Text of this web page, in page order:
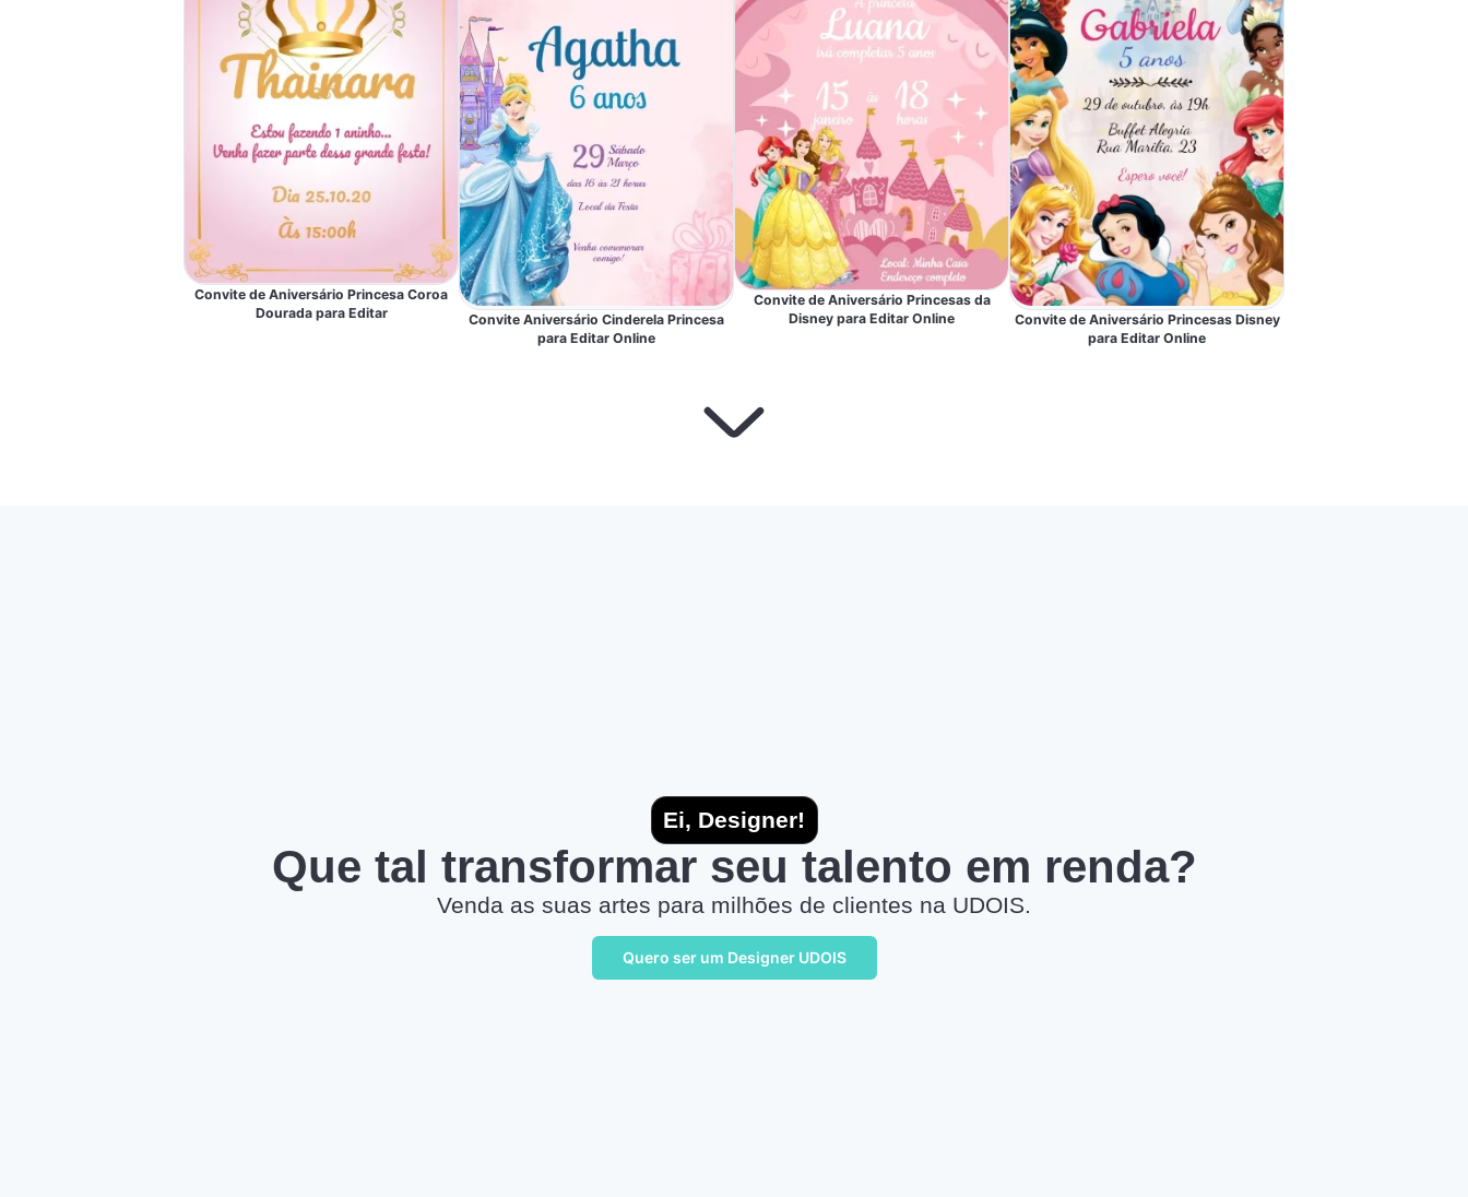
Convite de Aniversário Princesa Coroa
Dourada para Editar
Convite Aniversário Cinderela Princesa
para Editar Online
Convite de Aniversário Princesas da
Disney para Editar Online
Convite de Aniversário Princesas Disney
para Editar Online
Ei, Designer!
Que tal transformar seu talento em renda?
Venda as suas artes para milhões de clientes na UDOIS.
Quero ser um Designer UDOIS